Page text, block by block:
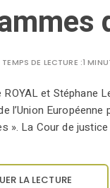
TEMPS DE LECTURE :1
ROYAL et Stéphane
l’Union
». La Cour de
LA LECTURE